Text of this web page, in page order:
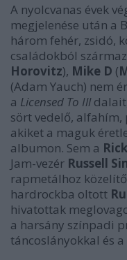
A nyolcvanas évek
megjelenése után a
három fehér, zsidó,
családokból
Horovitz), Mike D (
(Adam Yauch) nem
a Licensed To Ill
sört vedelő,
akiket a maguk
albumon. Sem a
Jam-vezér Russell
rapmetálhoz
hardrockba oltott
hivatottak
a harsány színpadi
táncoslányokkal és